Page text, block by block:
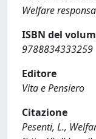
Welfare
ISBN del
9788834333259
Editore
Vita e Pensiero
Citazione
Pesenti, L.,